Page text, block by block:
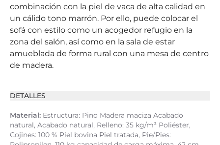
combinación con la piel de vaca de alta calidad en
un cálido tono marrón. Por ello, puede colocar el
sofá con estilo como un acogedor refugio en la
zona del salón, así como en la sala de estar
amueblada de forma rural con una mesa de centro
de madera.
DETALLES
Material: Estructura: Pino Madera maciza Acabado
natural, Acabado natural, Relleno: 35 kg/m³ Poliéster,
Cojines: 100 % Piel bovina Piel tratada, Pie/Pies: